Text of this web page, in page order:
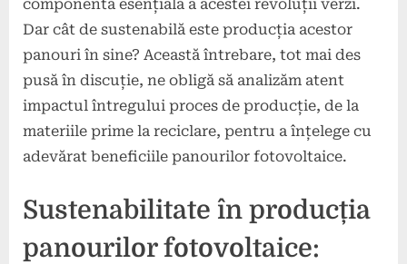
componentă esențială a acestei revoluții verzi.
Dar cât de sustenabilă este producția acestor
panouri în sine? Această întrebare, tot mai des
pusă în discuție, ne obligă să analizăm atent
impactul întregului proces de producție, de la
materiile prime la reciclare, pentru a înțelege cu
adevărat beneficiile panourilor fotovoltaice.
Sustenabilitate în producția
panourilor fotovoltaice: